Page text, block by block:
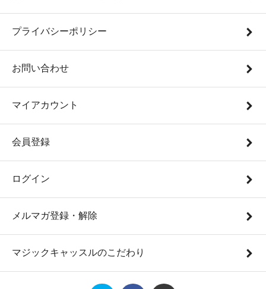
プライバシーポリシー
お問い合わせ
マイアカウント
会員登録
ログイン
メルマガ登録・解除
マジックキャッスルのこだわり